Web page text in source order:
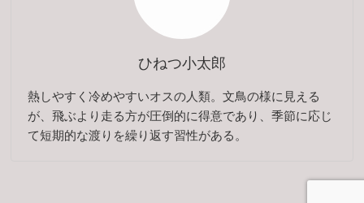
ひねつ小太郎
熱しやすく冷めやすいオスの人類。文鳥の様に見える
が、飛ぶより走る方が圧倒的に得意であり、季節に応じ
て短期的な渡りを繰り返す習性がある。